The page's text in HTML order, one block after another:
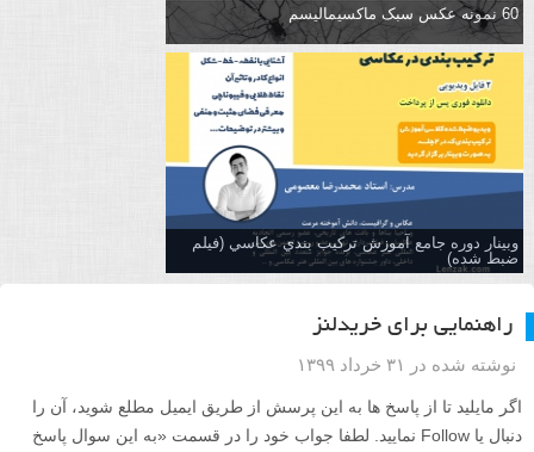
60 نمونه عکس سبک ماکسیمالیسم
وبینار دوره جامع آموزش تركيب بندي عكاسي (فیلم
ضبط شده)
راهنمایی برای خریدلنز
نوشته شده در ۳۱ خرداد ۱۳۹۹
اگر مایلید تا از پاسخ ها به این پرسش از طریق ایمیل مطلع شوید، آن را
دنبال یا Follow نمایید. لطفا جواب خود را در قسمت «به این سوال پاسخ